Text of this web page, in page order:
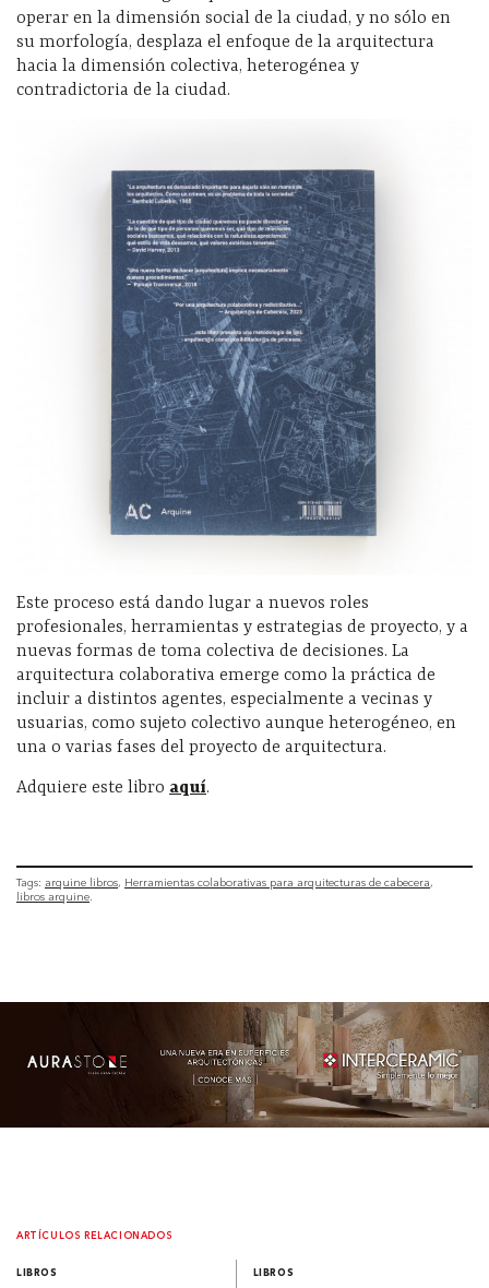
operar en la dimensión social de la ciudad, y no sólo en
su morfología, desplaza el enfoque de la arquitectura
hacia la dimensión colectiva, heterogénea y
contradictoria de la ciudad.
Este proceso está dando lugar a nuevos roles
profesionales, herramientas y estrategias de proyecto, y a
nuevas formas de toma colectiva de decisiones. La
arquitectura colaborativa emerge como la práctica de
incluir a distintos agentes, especialmente a vecinas y
usuarias, como sujeto colectivo aunque heterogéneo, en
una o varias fases del proyecto de arquitectura.
Adquiere este libro aquí.
Tags: arquine libros Herramientas colaborativas para arquitecturas de cabecera
libros arquine
ARTÍCULOS RELACIONADOS
LIBROS LIBROS